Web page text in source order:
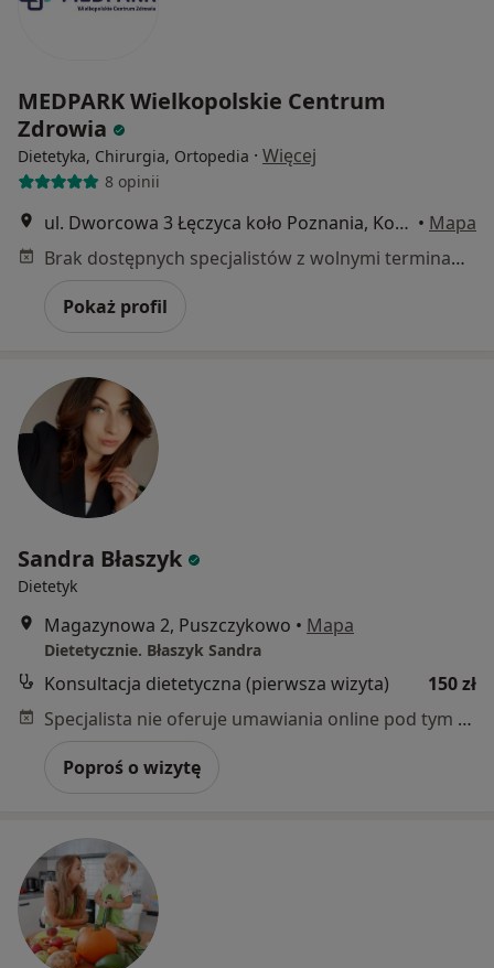
MEDPARK Wielkopolskie Centrum
Zdrowia
Dietetyka, Chirurgia, Ortopedia · Więcej
8 opinii
ul. Dworcowa 3 Łęczyca koło Poznania, Komorniki • Mapa
Brak dostępnych specjalistów z wolnymi terminami w tym centrum medycznym.
Pokaż profil
Sandra Błaszyk
Dietetyk
Magazynowa 2, Puszczykowo • Mapa
Dietetycznie. Błaszyk Sandra
Konsultacja dietetyczna (pierwsza wizyta)
150 zł
Specjalista nie oferuje umawiania online pod tym adresem.
Poproś o wizytę